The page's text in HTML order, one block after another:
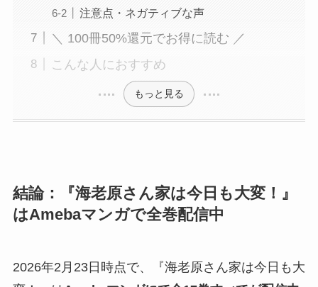
注意点・ネガティブな声
＼ 100冊50%還元でお得に読む ／
こんな人におすすめ
もっと見る
結論：『海老原さん家は今日も大変！』
はAmebaマンガで全巻配信中
2026年2月23日時点で、『海老原さん家は今日も大